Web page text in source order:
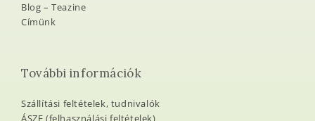
Blog – Teazine
Címünk
További információk
Szállítási feltételek, tudnivalók
ÁSZF (felhasználási feltételek)